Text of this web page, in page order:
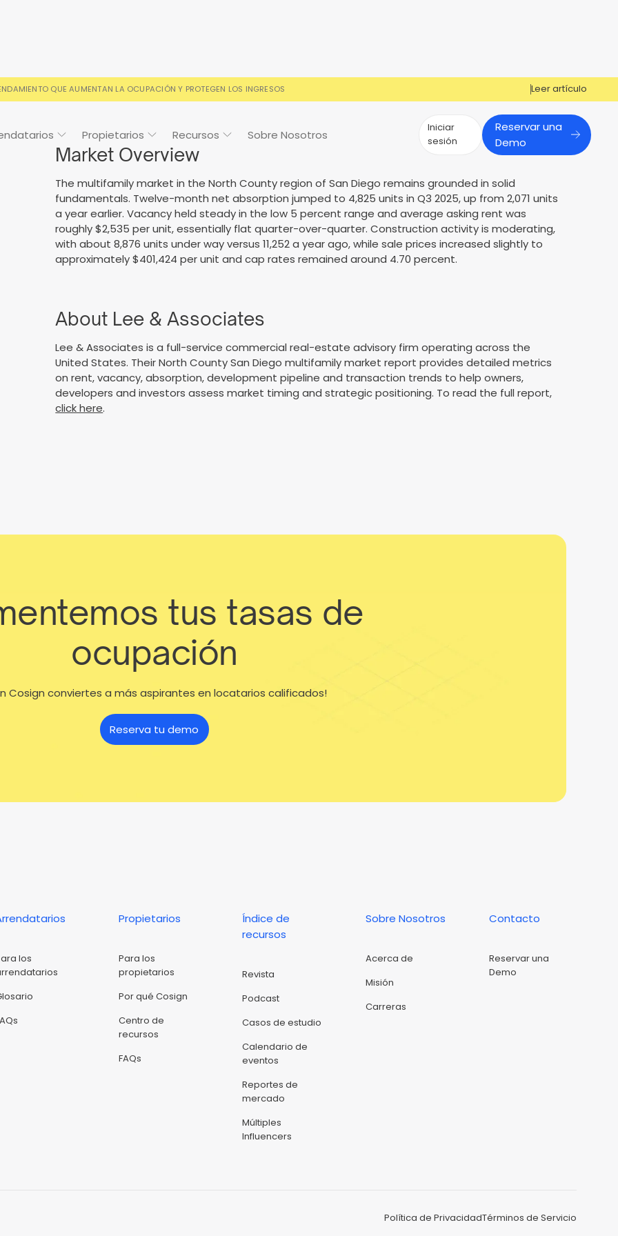
QUE AUMENTAN LA OCUPACIÓN Y PROTEGEN LOS INGRESOS Leer artículo
Propietarios Recursos Sobre Nosotros
Iniciar
sesión
Reservar una
Demo
condiciones de alquiler
Preguntas frecuentes
Sus preguntas, respondidas
¿Tiene preguntas?
¡Cosign puede ayudarle a obtener la
aprobación!
Contáctenos
y con la confianza de los
Preguntas frecuentes
Todo lo que necesitas saber
¿Tiene preguntas?
Cosign puede ayudarte a aprobar
más solicitantes
Contáctenos
Casos de estudio
Calendario de
eventos
Reportes de mercado Múltiples Influencers
Market Overview
The multifamily market in the North County region of San Diego remains grounded in solid
fundamentals. Twelve-month net absorption jumped to 4,825 units in Q3 2025, up from 2,071 units
a year earlier. Vacancy held steady in the low 5 percent range and average asking rent was
roughly $2,535 per unit, essentially flat quarter-over-quarter. Construction activity is moderating,
with about 8,876 units under way versus 11,252 a year ago, while sale prices increased slightly to
approximately $401,424 per unit and cap rates remained around 4.70 percent.
About Lee & Associates
Lee & Associates is a full-service commercial real-estate advisory firm operating across the
United States. Their North County San Diego multifamily market report provides detailed metrics
on rent, vacancy, absorption, development pipeline and transaction trends to help owners,
developers and investors assess market timing and strategic positioning. To read the full report,
click here.
tus tasas de
ocupación
Cosign conviertes a más aspirantes en locatarios calificados!
Reserva tu demo
los
Propietarios
Para los
propietarios
Por qué Cosign
Centro de
recursos
FAQs
Índice de
recursos
Revista
Podcast
Casos de estudio
Calendario de
eventos
Reportes de
mercado
Múltiples
Influencers
Sobre Nosotros
Acerca de
Misión
Carreras
Contacto
Reservar una
Demo
Política de PrivacidadTérminos de Servicio